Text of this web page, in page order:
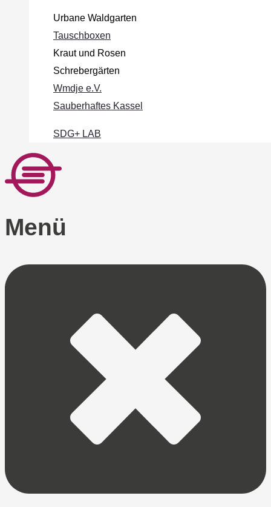
Urbane Waldgarten
Tauschboxen
Kraut und Rosen
Schrebergärten
Wmdje e.V.
Sauberhaftes Kassel
SDG+ LAB
Menü